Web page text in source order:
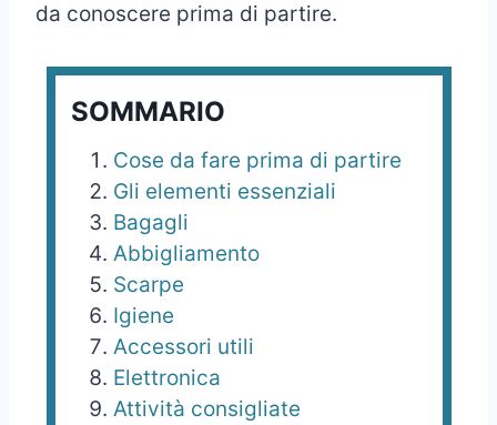
da conoscere prima di partire.
SOMMARIO
Cose da fare prima di partire
Gli elementi essenziali
Bagagli
Abbigliamento
Scarpe
Igiene
Accessori utili
Elettronica
Attività consigliate